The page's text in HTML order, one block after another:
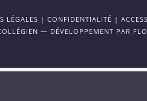
LÉGALES | CONFIDENTIALITÉ |
— DÉVELOPPEMENT PAR